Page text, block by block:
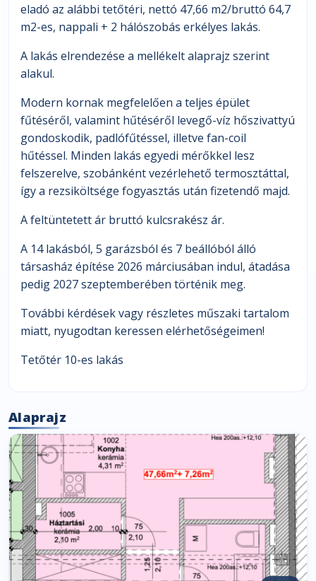
eladó az alábbi tetőtéri, nettó 47,66 m2/bruttó 64,7
m2-es, nappali + 2 hálószobás erkélyes lakás.
A lakás elrendezése a mellékelt alaprajz szerint
alakul.
Modern kornak megfelelően a teljes épület
fűtéséről, valamint hűtéséről levegő-víz hőszivattyú
gondoskodik, padlófűtéssel, illetve fan-coil
hűtéssel. Minden lakás egyedi mérőkkel lesz
felszerelve, szobánként vezérlehető termosztáttal,
így a rezsiköltsége fogyasztás után fizetendő majd.
A feltüntetett ár bruttó kulcsrakész ár.
A 14 lakásból, 5 garázsból és 7 beállóból álló
társasház építése 2026 márciusában indul, átadása
pedig 2027 szeptemberében történik meg.
További kérdések vagy részletes műszaki tartalom
miatt, nyugodtan keressen elérhetőségeimen!
Tetőtér 10-es lakás
Alaprajz